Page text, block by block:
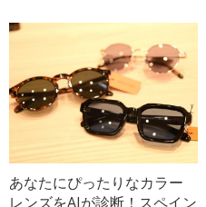
あなたにぴったりなカラー
レンズをAIが診断！スペイン